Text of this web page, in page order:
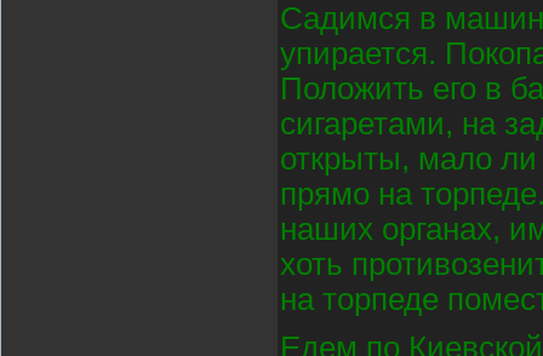
Садимся в
упирается.
Положить его в
сигаретами, на
открыты, мало ли
прямо на
наших органах,
хоть
на торпеде
Едем по